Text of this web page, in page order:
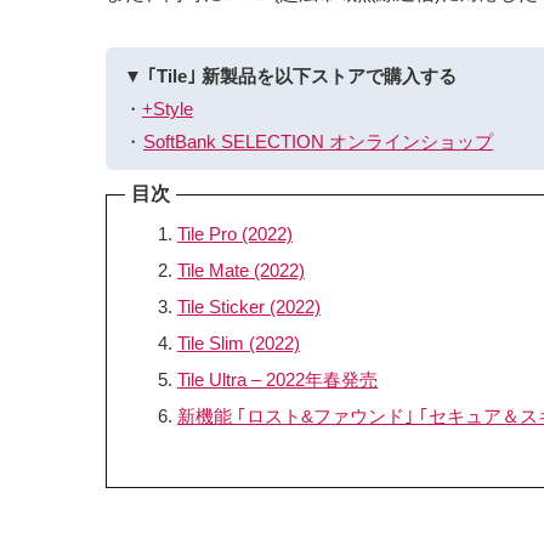
▼ ｢Tile｣ 新製品を以下ストアで購入する
・ +Style
・ SoftBank SELECTION オンラインショップ
目次
Tile Pro (2022)
Tile Mate (2022)
Tile Sticker (2022)
Tile Slim (2022)
Tile Ultra – 2022年春発売
新機能 ｢ロスト&ファウンド｣ ｢セキュア＆ス